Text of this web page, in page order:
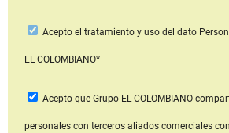
Acepto el tratamiento y uso del dato
EL COLOMBIANO*
Acepto que Grupo EL COLOMBIANO
personales con terceros aliados comerciales